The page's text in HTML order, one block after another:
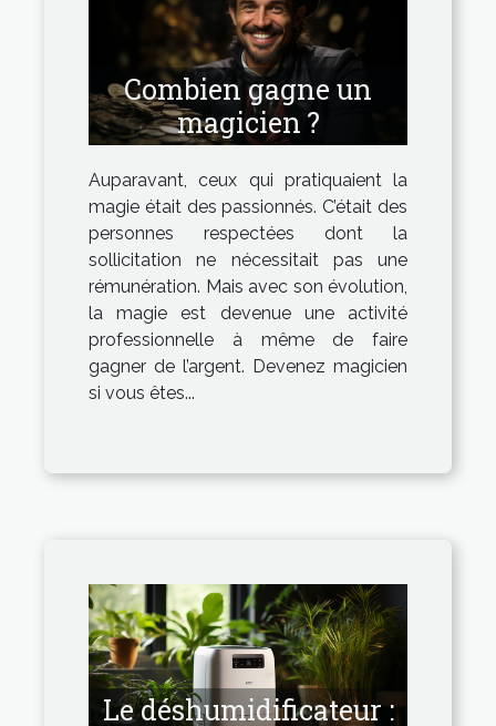
Combien gagne un
magicien ?
Auparavant, ceux qui pratiquaient la
magie était des passionnés. C’était des
personnes respectées dont la
sollicitation ne nécessitait pas une
rémunération. Mais avec son évolution,
la magie est devenue une activité
professionnelle à même de faire
gagner de l’argent. Devenez magicien
si vous êtes...
Le déshumidificateur :